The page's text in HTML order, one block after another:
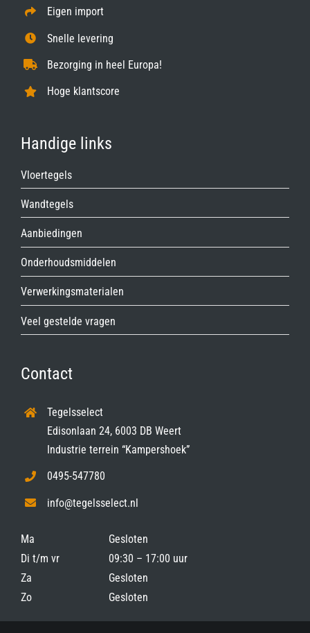
Eigen import
Snelle levering
Bezorging in heel Europa!
Hoge klantscore
Handige links
Vloertegels
Wandtegels
Aanbiedingen
Onderhoudsmiddelen
Verwerkingsmaterialen
Veel gestelde vragen
Contact
Tegelsselect
Edisonlaan 24, 6003 DB Weert
Industrie terrein “Kampershoek”
0495-547780
info@tegelsselect.nl
Ma
Gesloten
Di t/m vr
09:30 – 17:00 uur
Za
Gesloten
Zo
Gesloten